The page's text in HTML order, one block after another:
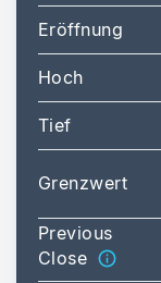
Eröffnung
Hoch
Tief
Grenzwert
Previous
Close